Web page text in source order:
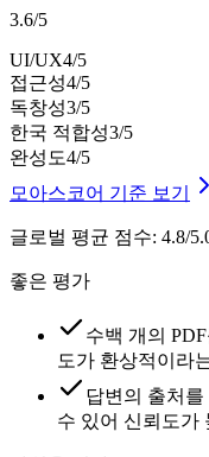
3.6/5
UI/UX4/5
접근성4/5
독창성3/5
한국 적합성3/5
완성도4/5
모아스코어 기준 보기
글로벌 평균 점수: 4.8/
좋은 평가
수백 개의
도가 환상적이라
답변의 출처
수 있어 신뢰도가